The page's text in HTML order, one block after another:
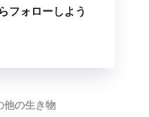
フォローしよう
他の生き物